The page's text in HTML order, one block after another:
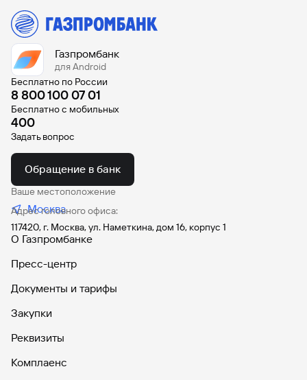
Газпромбанк
для Android
Бесплатно по России
8 800 100 07 01
Бесплатно с мобильных
400
Задать вопрос
Обращение в банк
Ваше местоположение
Москва
Адрес головного офиса:
117420, г. Москва, ул. Наметкина, дом 16, корпус 1
О Газпромбанке
Пресс-центр
Документы и тарифы
Закупки
Реквизиты
Комплаенс